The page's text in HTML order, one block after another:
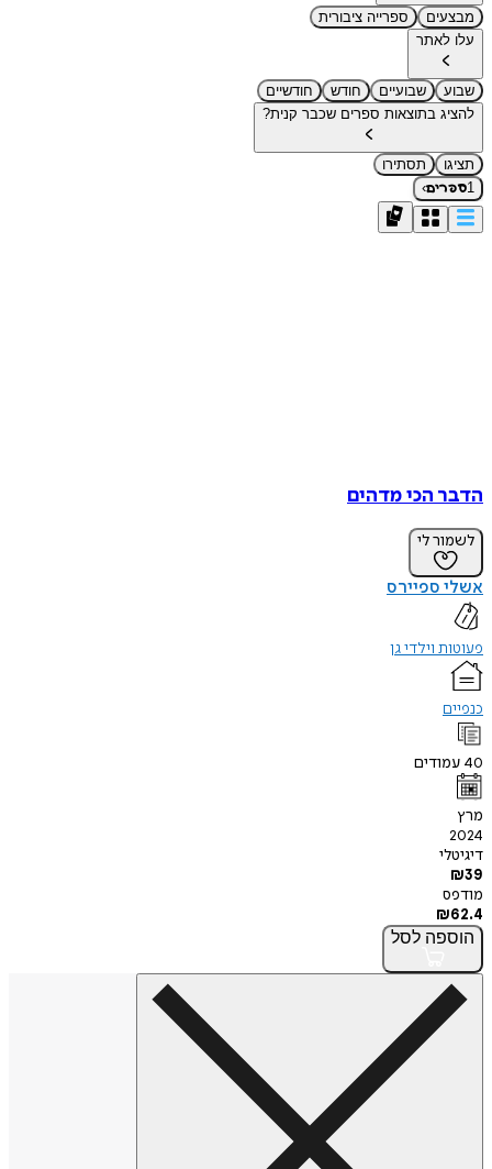
מבצעים
ספרייה ציבורית
עלו לאתר
שבוע שבועיים חודש
חודשיים
להציג בתוצאות ספרים שכבר קנית?
תציגו
תסתירו
1ספרים›
הדבר הכי מדהים
לשמור לי
אשלי ספיירס
פעוטות וילדי גן
כנפיים
40 עמודים
מרץ
2024
דיגיטלי
₪39
מודפס
₪62.4
הוספה לסל